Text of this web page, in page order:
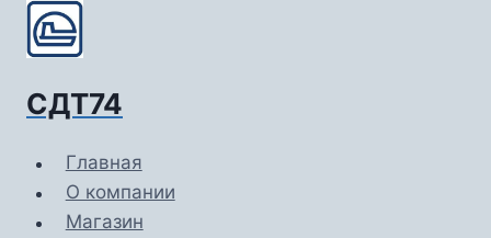
Перейти
СДТ74
Главная
О компании
Магазин